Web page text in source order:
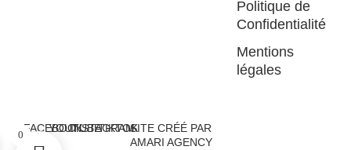
Politique de
Confidentialité
Mentions
légales
FACEBOOK
YOUTUBE
INSTAGRAM
TIKTOKSITE CRÉÉ PAR
AMARI AGENCY
0